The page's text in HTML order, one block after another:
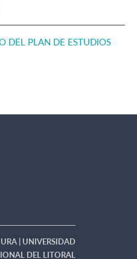
DEL PLAN DE ESTUDIOS
| UNIVERSIDAD
DEL LITORAL